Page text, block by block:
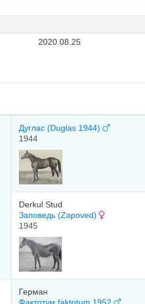
2020.08.25
Дуглас (Duglas 1944)
1944
Derkul Stud
Заповедь (Zapoved)
1945
Герман